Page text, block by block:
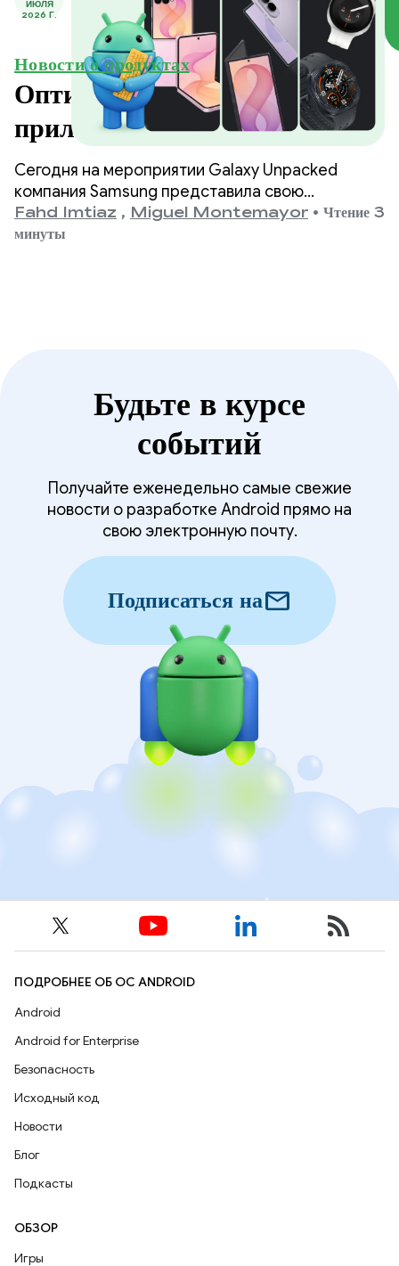
ИЮЛЯ
2026 Г.
Новости о продуктах
Оптимизируйте свои
приложения для устройств
Samsung Galaxy нового
поколения.
Сегодня на мероприятии Galaxy Unpacked
компания Samsung представила свою
новейшую линейку складных и носимых
устройств. Для разработчиков это означает,
Fahd Imtiaz , Miguel Montemayor • Чтение 3
минуты
Будьте в курсе
событий
Получайте еженедельно самые свежие
новости о разработке Android прямо на
свою электронную почту.
Подписаться наmail
ПОДРОБНЕЕ ОБ ОС ANDROID
Android
Android for Enterprise
Безопасность
Исходный код
Новости
Блог
Подкасты
ОБЗОР
Игры